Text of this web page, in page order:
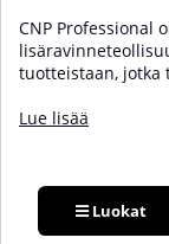
CNP Professional
tuotteistaan,
tarjoamaan
Lue lisää
Luokat